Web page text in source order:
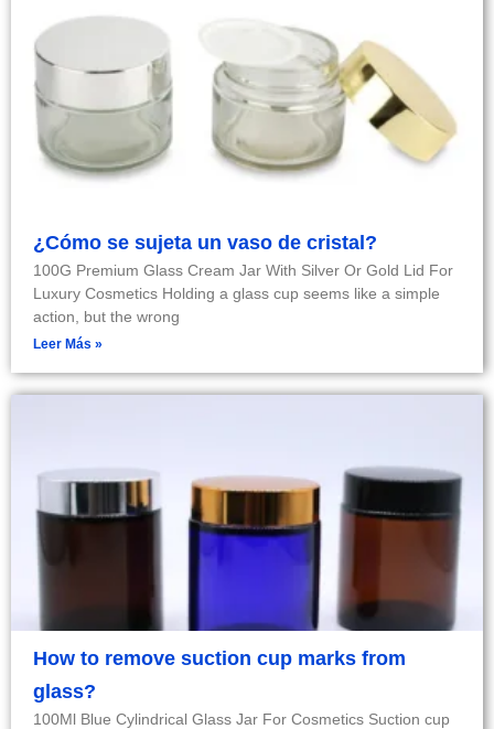
¿Cómo se sujeta un vaso de cristal?
100G Premium Glass Cream Jar With Silver Or Gold Lid For
Luxury Cosmetics Holding a glass cup seems like a simple
action, but the wrong
Leer Más »
How to remove suction cup marks from
glass?
100Ml Blue Cylindrical Glass Jar For Cosmetics Suction cup